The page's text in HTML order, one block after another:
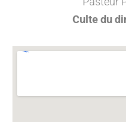
Culte du